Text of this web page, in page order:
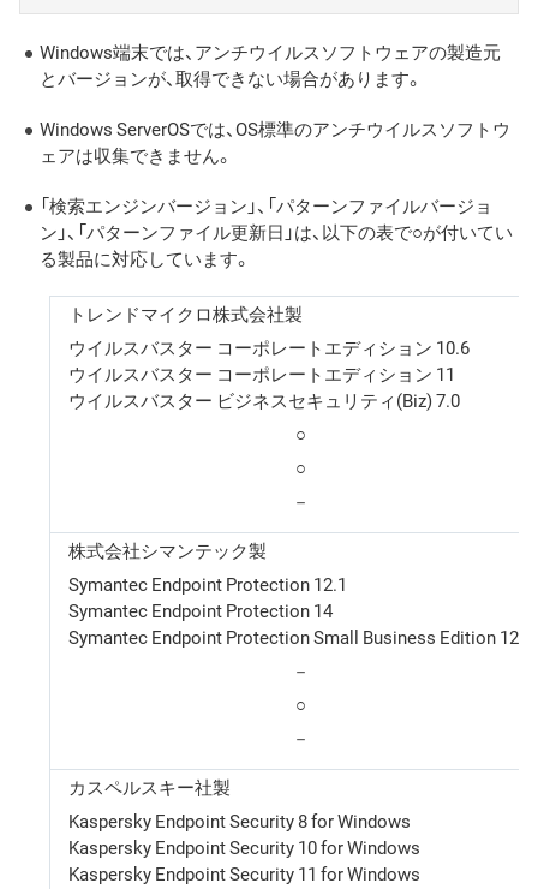
Windows端末では、アンチウイルスソフトウェアの製造元
とバージョンが、取得できない場合があります。
Windows ServerOSでは、OS標準のアンチウイルスソフトウ
ェアは収集できません。
「検索エンジンバージョン」、「パターンファイルバージョ
ン」、「パターンファイル更新日」は、以下の表で○が付いてい
る製品に対応しています。
トレンドマイクロ株式会社製
ウイルスバスター コーポレートエディション 10.6
ウイルスバスター コーポレートエディション 11
ウイルスバスター ビジネスセキュリティ(Biz) 7.0
○
○
－
株式会社シマンテック製
Symantec Endpoint Protection 12.1
Symantec Endpoint Protection 14
Symantec Endpoint Protection Small Business Edition 12.1
－
○
－
カスペルスキー社製
Kaspersky Endpoint Security 8 for Windows
Kaspersky Endpoint Security 10 for Windows
Kaspersky Endpoint Security 11 for Windows